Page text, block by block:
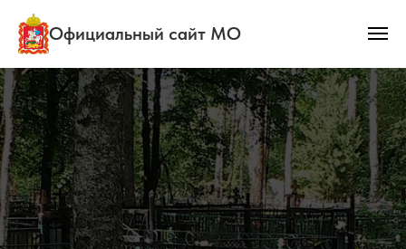
Официальный сайт МО